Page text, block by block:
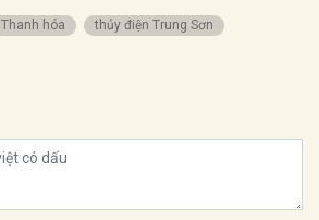
Thanh hóa thủy điện Trung Sơn